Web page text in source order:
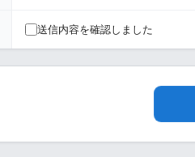
送信内容を確認しました